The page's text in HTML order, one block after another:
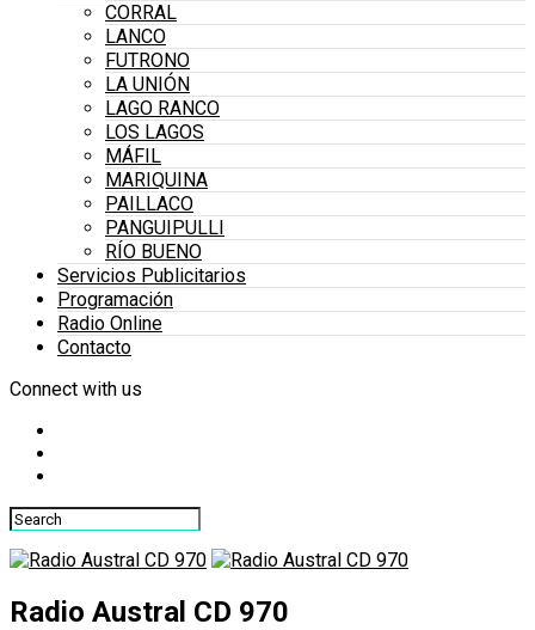
CORRAL
LANCO
FUTRONO
LA UNIÓN
LAGO RANCO
LOS LAGOS
MÁFIL
MARIQUINA
PAILLACO
PANGUIPULLI
RÍO BUENO
Servicios Publicitarios
Programación
Radio Online
Contacto
Connect with us
Radio Austral CD 970